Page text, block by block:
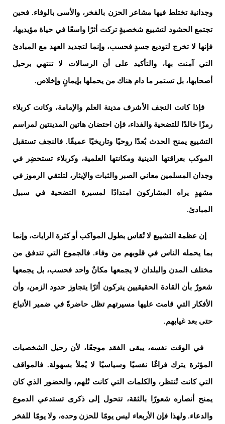
وجدانية تختلط فيها مشاعر الحزن بالفخر، والأسى بالوفاء. فحين
تجتمع الحشود لتشييع شخصيةٍ تركت أثرًا واسعًا في حياة مؤيديها،
فإنها لا تخرج لتوديع جسدٍ فحسب، وإنما لتجديد العهد مع المبادئ
التي آمنت بها، والتأكيد على أن الرسالات لا تنتهي برحيل
أصحابها، بل تستمر ما دام هناك من يحملها بإيمانٍ وإخلاص.
فإذا كانت النجف الأشرف مدينة العلم والإمامة، وكانت كربلاء
رمزًا خالدًا للتضحية والفداء، فإن احتضان هاتين المدينتين لمراسم
التشييع يمنح الحدث بُعدًا روحيًا وتاريخيًا عميقًا. فالنجف تستقبل
الموكب بعراقتها الدينية ومكانتها العلمية، وكربلاء تستحضِر في
وجدان المسلمين معاني الصبر والثبات والإيثار، لتلتقي الرموز في
مشهدٍ يراه المشاركون امتدادًا لمسيرة التضحية في سبيل
المبادئ.
إن عظمة التشييع لا تُقاس بطول المواكب أو كثرة الرايات، وإنما
بما يحمله الناس في قلوبهم من وفاء. فالجموع التي تتدفق من
مختلف المدن والبلدان لا يجمعها مكانٌ واحد فحسب، بل يجمعها
شعورٌ بأن القادة الحقيقيين يتركون أثرًا يتجاوز حدود الزمن، وأن
الأفكار التي قامت عليها مسيرتهم تظل حاضرةً في ضمير الأتباع
حتى بعد غيابهم.
في الوقت نفسه، يبقى الفقد موجعًا، لأن رحيل الشخصيات
المؤثرة يترك فراغًا نفسيًا وسياسيًا لا يُملأ بسهولة. فالمواقف
التي كانت تُنتظر، والكلمات التي كانت تُلهم، والحضور الذي كان
يمنح أنصاره شعورًا بالثقة، تتحول إلى ذكرى تستدعي الدموع
والدعاء. ولهذا فإن الأربعاء ليس يومًا للحزن وحده، ولا يومًا للفخر